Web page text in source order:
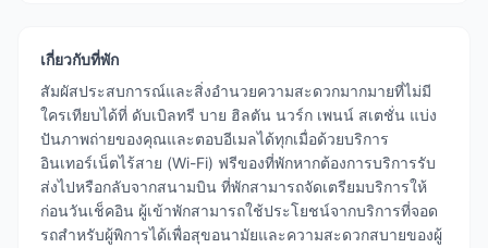
เกี่ยวกับที่พัก
สัมผัสประสบการณ์และสิ่งอำนวยความสะดวกมากมายที่ไม่มี
ใครเทียบได้ที่ ดับเบิลทรี บาย ฮิลตัน นวร์ก เพนน์ สเตชั่น แบ่ง
ปันภาพถ่ายของคุณและตอบอีเมลได้ทุกเมื่อด้วยบริการ
อินเทอร์เน็ตไร้สาย (Wi-Fi) ฟรีของที่พักหากต้องการบริการรับ
ส่งไปหรือกลับจากสนามบิน ที่พักสามารถจัดเตรียมบริการให้
ก่อนวันเช็คอิน ผู้เข้าพักสามารถใช้ประโยชน์จากบริการที่จอด
รถสำหรับผู้พิการได้เพื่อสุขอนามัยและความสะดวกสบายของผู้